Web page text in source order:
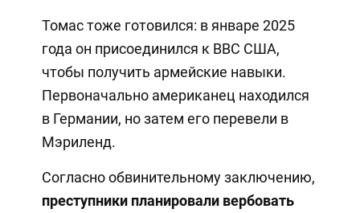
Томас тоже готовился: в январе 2025
года он присоединился к ВВС США,
чтобы получить армейские навыки.
Первоначально американец находился
в Германии, но затем его перевели в
Мэриленд.
Согласно обвинительному заключению,
преступники планировали вербовать